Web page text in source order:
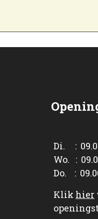
Di. :
Wo. :
Do. :
Klik hier